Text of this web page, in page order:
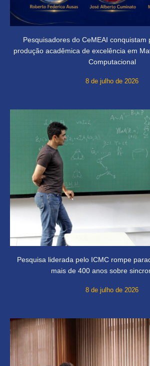
Pesquisadores do CeMEAI conquistam
produção acadêmica de excelência em
Computacional
8 de julho de 2026
Pesquisa liderada pelo ICMC rompe
mais de 400 anos sobre
8 de julho de 2026